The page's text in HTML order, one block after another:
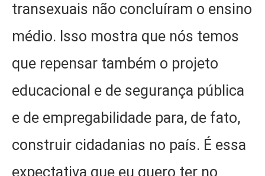
transexuais não concluíram o ensino
médio. Isso mostra que nós temos
que repensar também o projeto
educacional e de segurança pública
e de empregabilidade para, de fato,
construir cidadanias no país. É essa
expectativa que eu quero ter no